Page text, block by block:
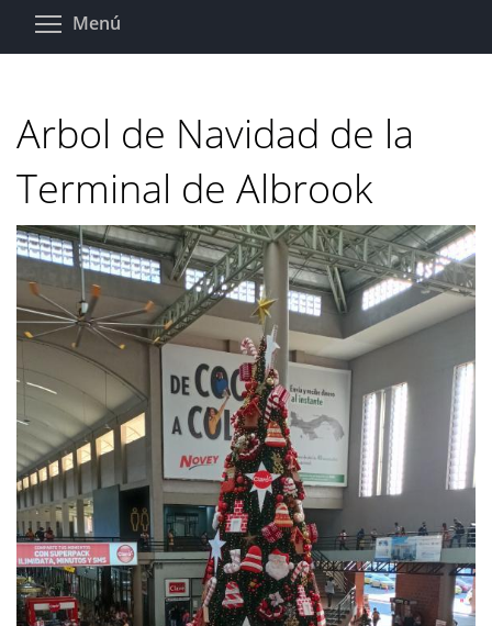
Pasar
Menú
Arbol de Navidad de la
Terminal de Albrook